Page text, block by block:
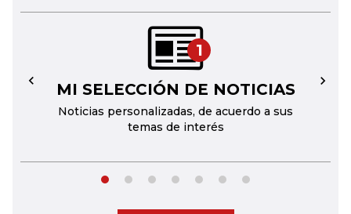
1
MI SELECCIÓN DE NOTICIAS
Noticias personalizadas, de acuerdo a sus
temas de interés
← →